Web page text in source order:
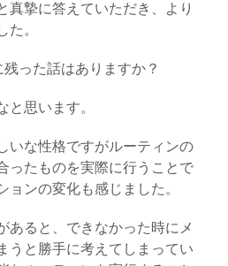
真摯に答えていただき、より
た。
った話はありますか？
と思います。
いな性格ですがルーティンの
ったものを実際に行うことで
ョンの変化も感じました。
あると、できなかった時にメ
うと勝手に考えてしまってい